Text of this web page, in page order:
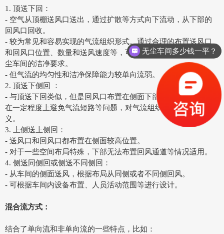
1. 顶送下回：
- 空气从顶棚送风口送出，通过扩散等方式向下流动，从下部的
回风口回收。
- 较为常见和容易实现的气流组织形式。通过合理的布置送风口
和回风口位置、数量和送风速度等，可在一定程度上满足激光无
尘车间的洁净要求。
- 但气流的均匀性和洁净保障能力较单向流弱。
2. 顶送下侧回 ：
- 与顶送下回类似，但是回风口布置在侧面下部，这种方式可以
在一定程度上避免气流短路等问题，对气流组织的优化有一定意
义。
3. 上侧送上侧回：
- 送风口和回风口都布置在侧面较高位置。
- 对于一些空间布局特殊，下部无法布置回风通道等情况适用。
4. 侧送同侧回或侧送不同侧回：
- 从车间的侧面送风，根据布局从同侧或者不同侧回风。
- 可根据车间内设备布置、人员活动范围等进行设计。
混合流方式：
结合了单向流和非单向流的一些特点，比如：
无尘车间多少钱一平？